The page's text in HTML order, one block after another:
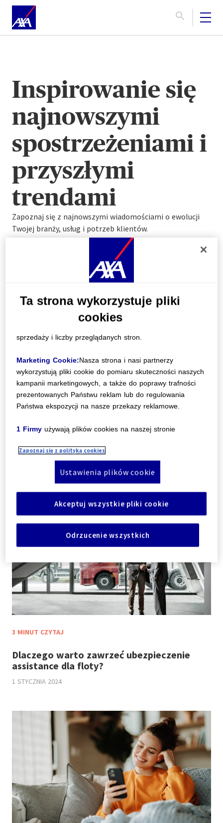
Inspirowanie się
najnowszymi
spostrzeżeniami i
przyszłymi
trendami
Zapoznaj się z najnowszymi wiadomościami o ewolucji
Twojej branży, usług i potrzeb klientów.
3 MINUT CZYTAJ
Dlaczego warto zawrzeć
ubezpieczenie assistance dla
floty? ​
1 STYCZNIA 2024
3 MINUT CZYTAJ
Dlaczego warto zawrzeć ubezpieczenie
assistance dla floty? ​
1 STYCZNIA 2024
Ta strona wykorzystuje pliki
cookies
Nasza strona internetowa korzysta z
technicznych cookies (plików tekstowych), które są
całkowicie niezbędne do jej działania.
Dodatkowo, o ile wyrazisz zgodę, pliki cookies mogą być
wykorzystywane, przez nas lub przez naszych partnerów,
w poniższych celach. Zgodnie z Twoim wyborem, pliki
cookie przechowywane będą przez
o W każdej chwili możesz zmienić swoje ustawienia,
"Preferencje dotyczące plików cookie"
Analityczne pliki Cookie:Nasza strona i nasi partnerzy
sprzedaży i liczby przeglądanych stron.
Marketing Cookie:Nasza strona i nasi partnerzy
wykorzystują pliki cookie do pomiaru skuteczności naszych
kampanii marketingowych, a także do poprawy trafności
prezentowanych Państwu reklam lub do regulowania
Państwa ekspozycji na nasze przekazy reklamowe.
1 Firmyużywają plików cookies na naszej stronie
Zapoznaj się z polityką cookies
Odrzucenie wszystkich
Akceptuj wszystkie pliki cookie
Ustawienia plików cookie